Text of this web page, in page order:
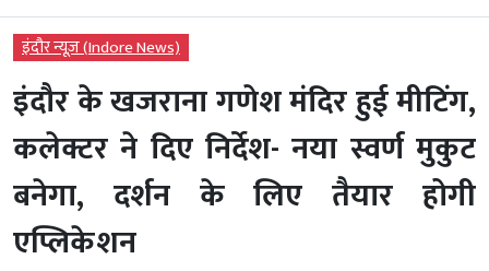
इंदौर न्यूज़ (Indore News)
इंदौर के खजराना गणेश मंदिर हुई मीटिंग,
कलेक्टर ने दिए निर्देश- नया स्वर्ण मुकुट
बनेगा, दर्शन के लिए तैयार होगी
एप्लिकेशन